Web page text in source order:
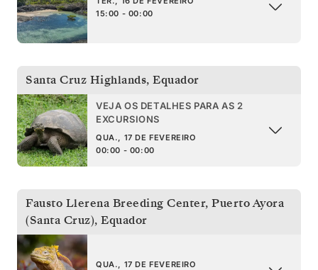
15:00 - 00:00
Santa Cruz Highlands, Equador
VEJA OS DETALHES PARA AS 2
EXCURSIONS
QUA., 17 DE FEVEREIRO
00:00 - 00:00
Fausto Llerena Breeding Center, Puerto Ayora
(Santa Cruz), Equador
QUA., 17 DE FEVEREIRO